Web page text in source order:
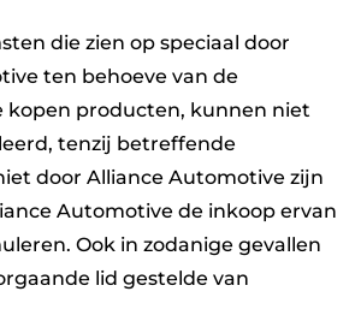
die zien op speciaal door
ten behoeve van de
kopen producten, kunnen niet
tenzij betreffende
door Alliance Automotive zijn
Automotive de inkoop ervan
Ook in zodanige gevallen
lid gestelde van